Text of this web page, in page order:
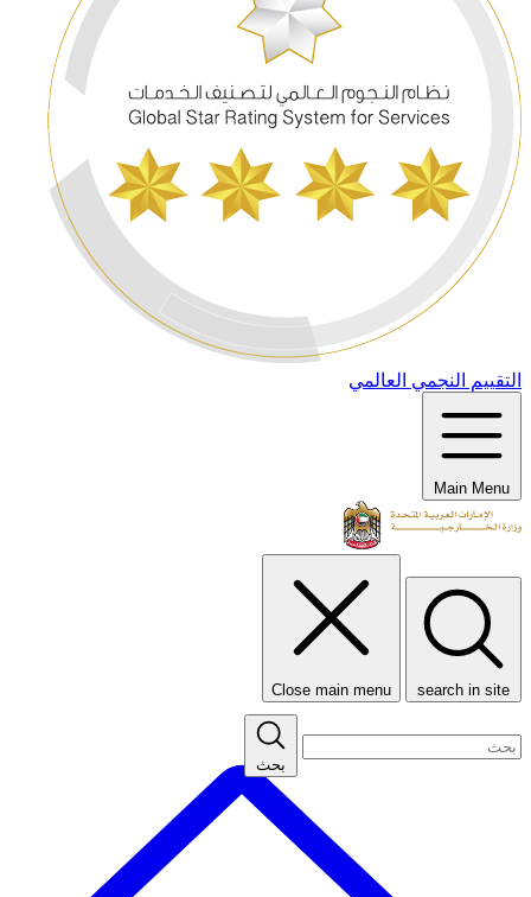
التقييم النجمي العالمي
Main Menu
search in site
Close main menu
بحث